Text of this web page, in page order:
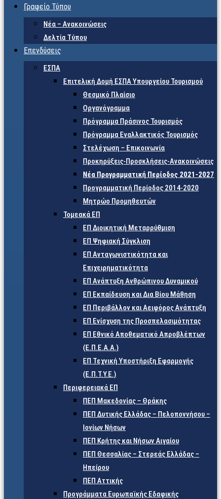
Γραφείο Τύπου
Νέα – Ανακοινώσεις
Δελτία Τύπου
Επενδύσεις
ΕΣΠΑ
Επιτελική Δομή ΕΣΠΑ Υπουργείου Τουρισμού
Θεσμικό Πλαίσιο
Οργανόγραμμα
Πρόγραμμα Πράσινος Τουρισμός
Πρόγραμμα Εναλλακτικός Τουρισμός
Στελέχωση – Επικοινωνία
Προκηρύξεις-Προσκλήσεις-Ανακοινώσεις
Νέα Προγραμματική Περίοδος 2021-2027
Προγραμματική Περίοδος 2014-2020
Μητρώο Προμηθευτών
Τομεακά ΕΠ
ΕΠ Διοικητική Μεταρρύθμιση
ΕΠ Ψηφιακή Σύγκλιση
ΕΠ Ανταγωνιστικότητα και
Επιχειρηματικότητα
ΕΠ Ανάπτυξη Ανθρώπινου Δυναμικού
ΕΠ Εκπαίδευση και Δια Βίου Μάθηση
ΕΠ Περιβάλλον και Αειφόρος Ανάπτυξη
ΕΠ Ενίσχυση της Προσπελασιμότητας
ΕΠ Εθνικό Αποθεματικό Απροβλέπτων
(Ε.Π.Ε.Α.Α.)
ΕΠ Τεχνική Υποστήριξη Εφαρμογής
(Ε.Π.Τ.Υ.Ε.)
Περιφερειακά ΕΠ
ΠΕΠ Μακεδονίας – Θράκης
ΠΕΠ Δυτικής Ελλάδας – Πελοποννήσου –
Ιονίων Νήσων
ΠΕΠ Κρήτης και Νήσων Αιγαίου
ΠΕΠ Θεσσαλίας – Στερεάς Ελλάδας –
Ηπείρου
ΠΕΠ Αττικής
Προγράμματα Ευρωπαϊκής Εδαφικής